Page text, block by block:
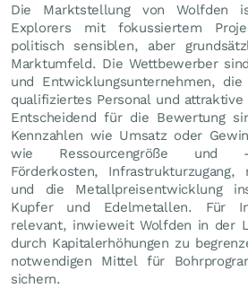
Die Marktstellung von Wolfden
Explorers mit fokussiertem
politisch sensiblen, aber
Marktumfeld. Die Wettbewerber
und Entwicklungsunternehmen,
qualifiziertes Personal und
Entscheidend für die Bewertung
Kennzahlen wie Umsatz oder
wie Ressourcengröße und -
Förderkosten, Infrastrukturzugang,
und die Metallpreisentwicklung
Kupfer und Edelmetallen. Für
relevant, inwieweit Wolfden in der
durch Kapitalerhöhungen zu
notwendigen Mittel für
sichern.